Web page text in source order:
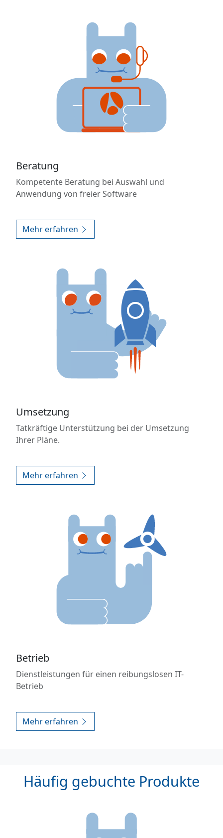
Beratung
Kompetente Beratung bei Auswahl und
Anwendung von freier Software
Mehr erfahren
Umsetzung
Tatkräftige Unterstützung bei der Umsetzung
Ihrer Pläne.
Mehr erfahren
Betrieb
Dienstleistungen für einen reibungslosen IT-
Betrieb
Mehr erfahren
Häufig gebuchte Produkte